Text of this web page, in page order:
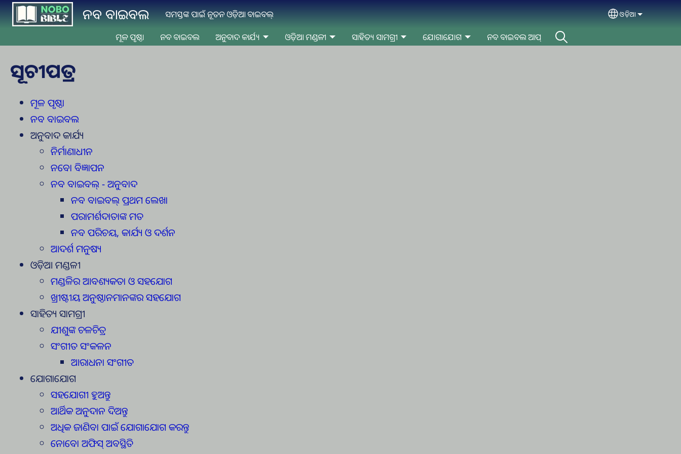
Skip to main contentନବ ବାଇବଲ ସମସ୍ତଙ୍କ ପାଇଁ ନୂତନ ଓଡ଼ିଆ ବାଇବଲ୍ Select your
ଓଡ଼ିଆ
ମୂଳ ପୃଷ୍ଠା ନବ ବାଇବଲ ଅନୁବାଦ କାର୍ଯ୍ୟ ଓଡ଼ିଆ ମଣ୍ଡଳୀ ସାହିତ୍ୟ ସାମଗ୍ରୀ ଯୋଗାଯୋଗ ନବ ବାଇବଲ ଆପ୍
ସୂଚୀପତ୍ର
ମୂଳ ପୃଷ୍ଠା
ନବ ବାଇବଲ
ଅନୁବାଦ କାର୍ଯ୍ୟ
ନିର୍ମାଣାଧୀନ
ନବୋ ବିଜ୍ଞାପନ
ନବ ବାଇବଲ୍ - ଅନୁବାଦ
ନବ ବାଇବଲ୍ ପ୍ରଥମ ଲେଖା
ପରାମର୍ଶଦାତାଙ୍କ ମତ
ନବ ପରିଚୟ, କାର୍ଯ୍ୟ ଓ ଦର୍ଶନ
ଆଦର୍ଶ ମନୁଷ୍ୟ
ଓଡ଼ିଆ ମଣ୍ଡଳୀ
ମଣ୍ଡଳିର ଆବଶ୍ୟକତା ଓ ସହଯୋଗ
ଖ୍ରୀଷ୍ଟୀୟ ଅନୁଷ୍ଠାନମାନଙ୍କର ସହଯୋଗ
ସାହିତ୍ୟ ସାମଗ୍ରୀ
ଯୀଶୁଙ୍କ ଚଳଚିତ୍ର
ସଂଗୀତ ସଂକଳନ
ଆରାଧନା ସଂଗୀତ
ଯୋଗାଯୋଗ
ସହଯୋଗୀ ହୁଅନ୍ତୁ
ଆର୍ଥିକ ଅନୁଦାନ ଦିଅନ୍ତୁ
ଅଧିକ ଜାଣିବା ପାଇଁ ଯୋଗାଯୋଗ କରନ୍ତୁ
ନୋବୋ ଅଫିସ୍ ଅବସ୍ଥିତି